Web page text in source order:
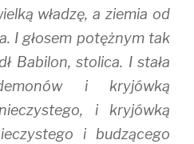
władzę, a ziemia od
I głosem potężnym tak
Babilon, stolica. I stała
i kryjówką
i kryjówką
i budzącego